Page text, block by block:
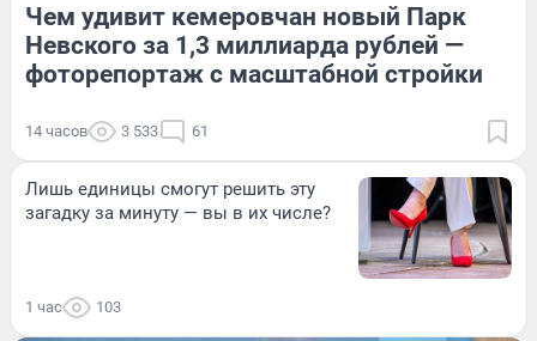
Чем удивит кемеровчан новый Парк
Невского за 1,3 миллиарда рублей —
фоторепортаж с масштабной стройки
14 часов 3 533 61
Лишь единицы смогут решить эту
загадку за минуту — вы в их числе?
1 час 103